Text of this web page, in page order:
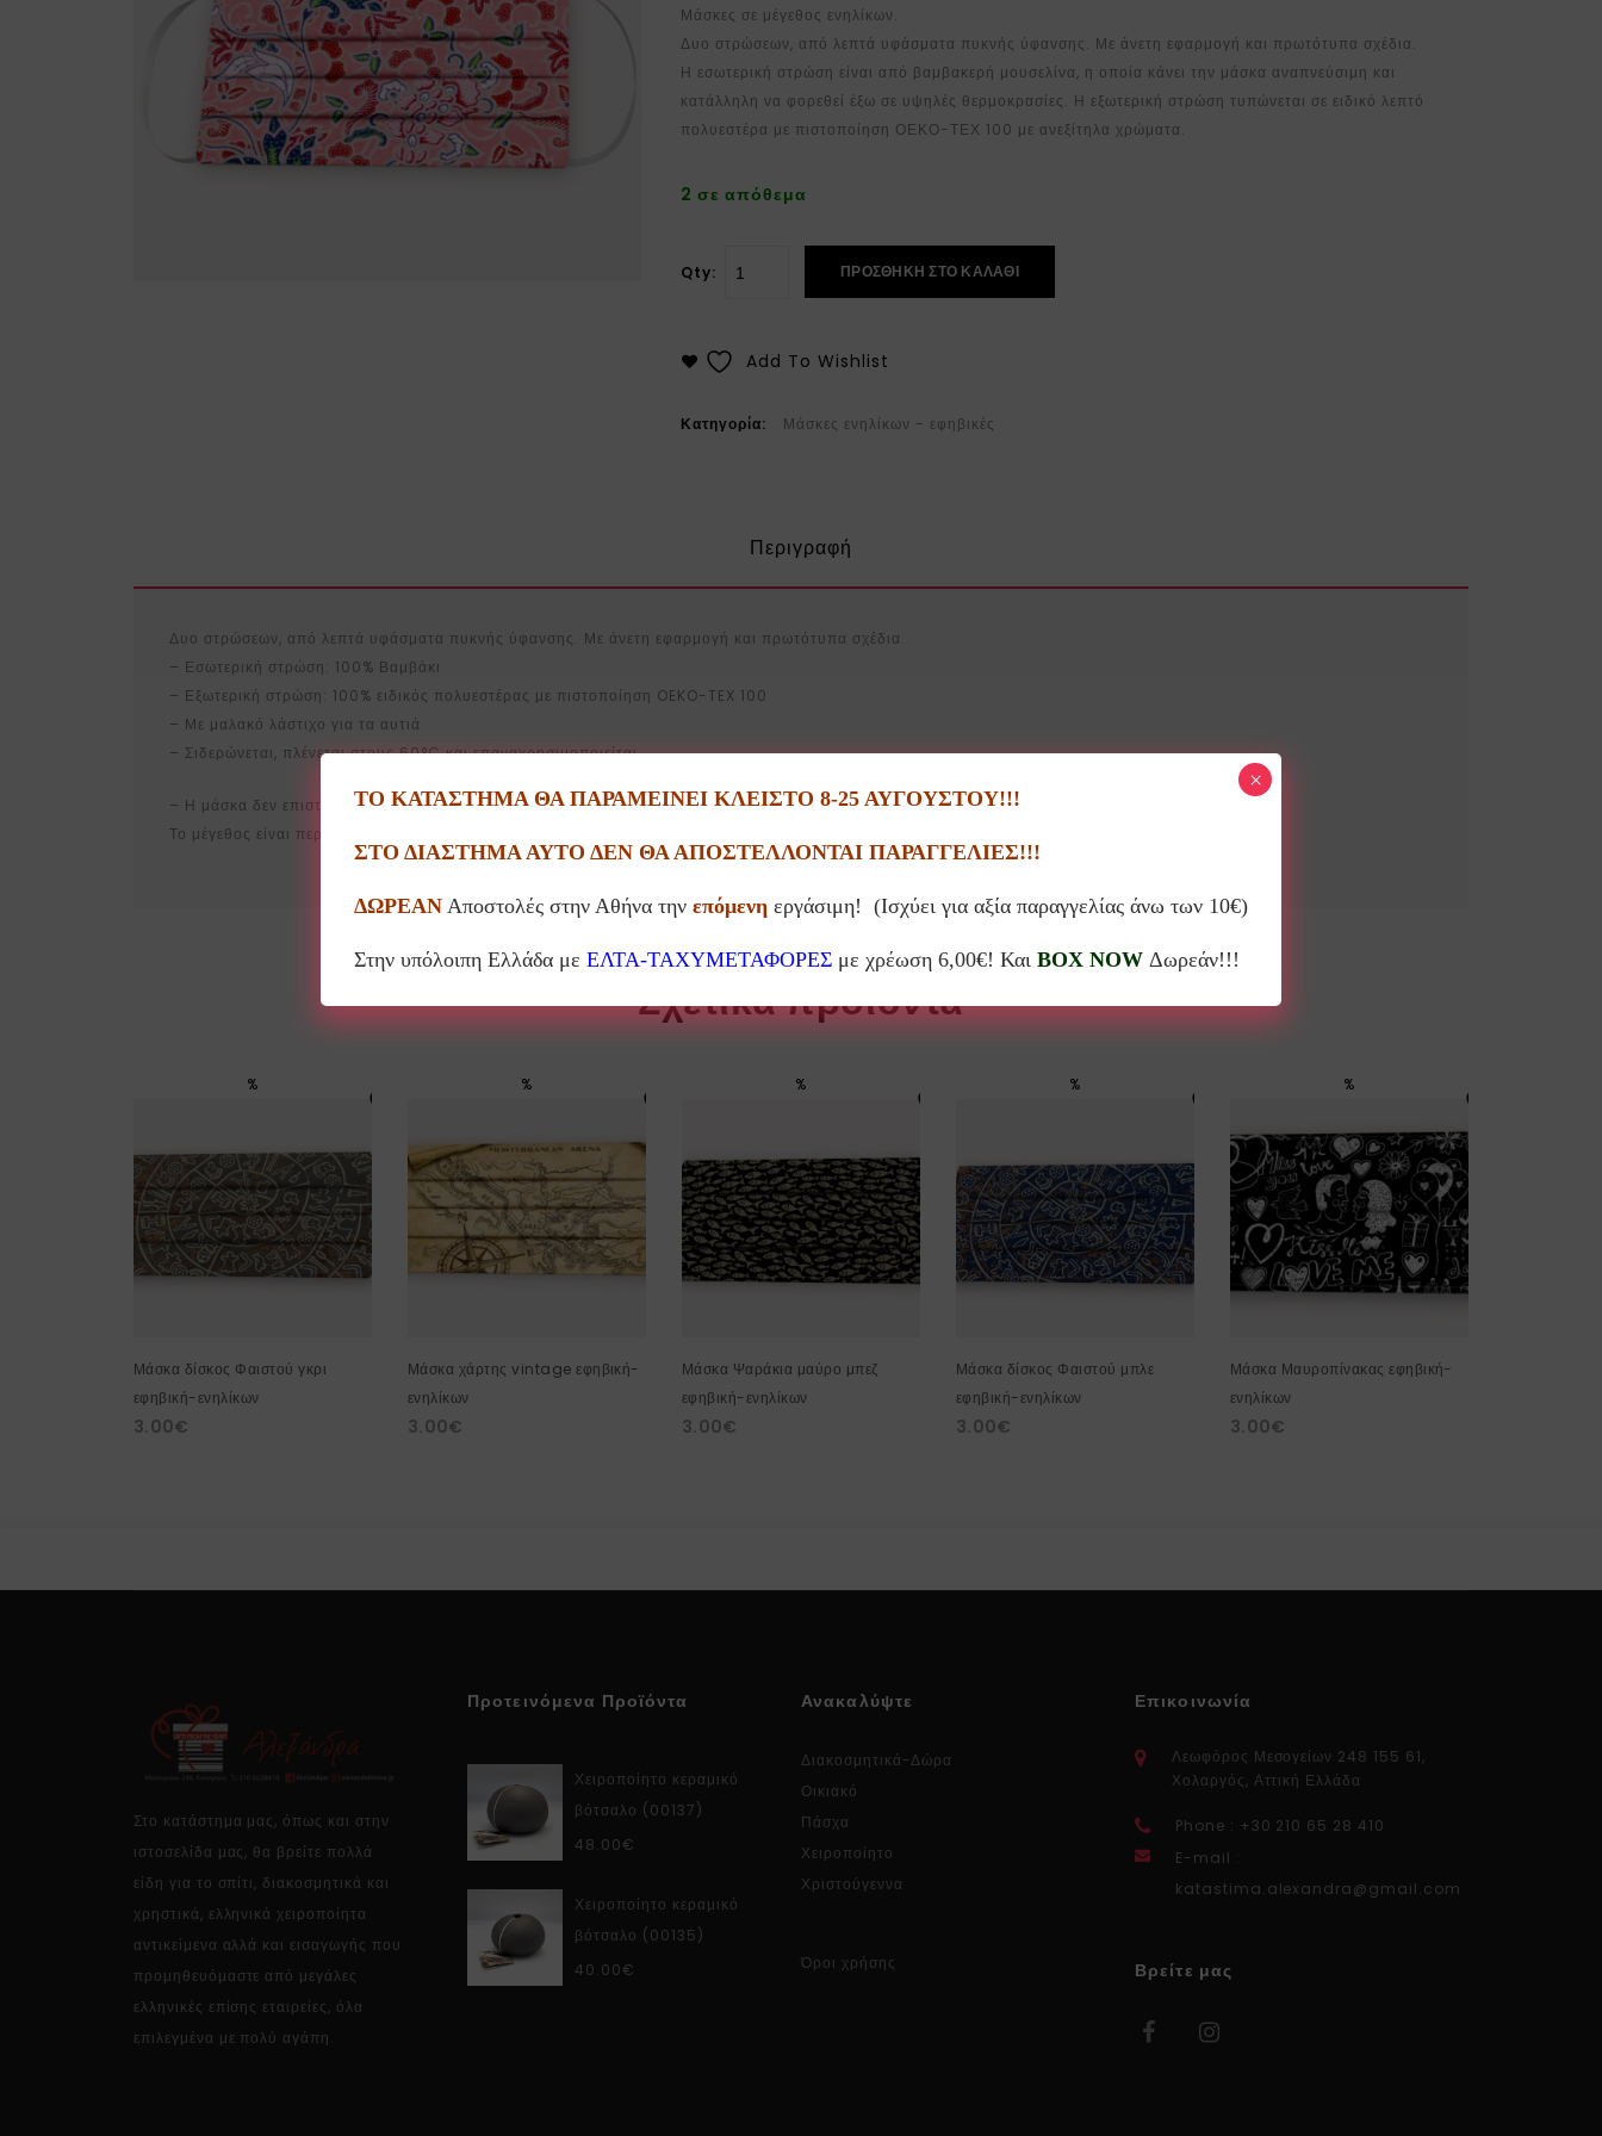
Μάσκες σε μέγεθος ενηλίκων.
Δυο στρώσεων, από λεπτά υφάσματα πυκνής ύφανσης. Με άνετη εφαρμογή και πρωτότυπα σχέδια.
Η εσωτερική στρώση είναι από βαμβακερή μουσελίνα, η οποία κάνει την μάσκα αναπνεύσιμη και
κατάλληλη να φορεθεί έξω σε υψηλές θερμοκρασίες. Η εξωτερική στρώση τυπώνεται σε ειδικό λεπτό
πολυεστέρα με πιστοποίηση ΟΕΚΟ-ΤΕΧ 100 με ανεξίτηλα χρώματα.
2 σε απόθεμα
Qty: ΠΡΟΣΘΉΚΗ ΣΤΟ ΚΑΛΆΘΙ
Add To Wishlist
Κατηγορία: Μάσκες ενηλίκων - εφηβικές
Περιγραφή
Δυο στρώσεων, από λεπτά υφάσματα πυκνής ύφανσης. Με άνετη εφαρμογή και πρωτότυπα σχέδια.
– Εσωτερική στρώση: 100% Βαμβάκι
– Εξωτερική στρώση: 100% ειδικός πολυεστέρας με πιστοποίηση OEKO-TEX 100
– Με μαλακό λάστιχο για τα αυτιά
– Σιδερώνεται, πλένεται στους 60°C και επαναχρησιμοποιείται
– Η μάσκα δεν επιστρέφεται για λόγους υγιεινής
Το μέγεθος είναι περίπου 18εκ. φάρδος με 16εκ. ύψος
Σχετικά προϊόντα
%
Μάσκα δίσκος Φαιστού γκρι
εφηβική-ενηλίκων
3.00€
%
Μάσκα χάρτης vintage εφηβική-
ενηλίκων
3.00€
%
Μάσκα Ψαράκια μαύρο μπεζ
εφηβική-ενηλίκων
3.00€
%
Μάσκα δίσκος Φαιστού μπλε
εφηβική-ενηλίκων
3.00€
%
Μάσκα Μαυροπίνακας εφηβική-
ενηλίκων
3.00€
Στο κατάστημα μας, όπως και στην
ιστοσελίδα μας, θα βρείτε πολλά
είδη για το σπίτι, διακοσμητικά και
χρηστικά, ελληνικά χειροποίητα
αντικείμενα αλλά και εισαγωγής που
προμηθευόμαστε από μεγάλες
ελληνικές επίσης εταιρείες, όλα
επιλεγμένα με πολύ αγάπη.
Προτεινόμενα Προϊόντα
Χειροποίητο κεραμικό
βότσαλο (00137)
48.00€
Χειροποίητο κεραμικό
βότσαλο (00135)
40.00€
Ανακαλύψτε
Διακοσμητικά-Δώρα
Οικιακό
Πάσχα
Χειροποίητο
Χριστούγεννα
Όροι χρήσης
Επικοινωνία
Λεωφόρος Μεσογείων 248 155 61,
Χολαργός, Αττική Ελλάδα
Phone : +30 210 65 28 410
E-mail :
katastima.alexandra@gmail.com
Βρείτε μας
ΤΟ ΚΑΤΑΣΤΗΜΑ ΘΑ ΠΑΡΑΜΕΙΝΕΙ ΚΛΕΙΣΤΟ 8-25 ΑΥΓΟΥΣΤΟΥ!!!
ΣΤΟ ΔΙΑΣΤΗΜΑ ΑΥΤΟ ΔΕΝ ΘΑ ΑΠΟΣΤΕΛΛΟΝΤΑΙ ΠΑΡΑΓΓΕΛΙΕΣ!!!
ΔΩΡΕΑΝΑποστολές στην Αθήνα την επόμενηεργάσιμη! (Ισχύει για αξία παραγγελίας άνω των 10€)
Στην υπόλοιπη Ελλάδα με ΕΛΤΑ-ΤΑΧΥΜΕΤΑΦΟΡΕΣμε χρέωση 6,00€! Και BOX NOWΔωρεάν!!!
×